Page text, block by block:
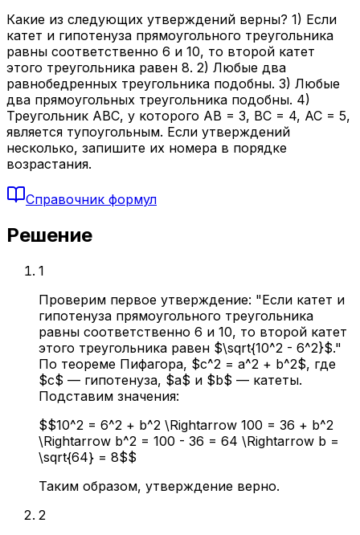
Какие из следующих утверждений верны? 1) Если
катет и гипотенуза прямоугольного треугольника
равны соответственно 6 и 10, то второй катет
этого треугольника равен 8. 2) Любые два
равнобедренных треугольника подобны. 3) Любые
два прямоугольных треугольника подобны. 4)
Треугольник ABC, у которого AB = 3, BC = 4, AC = 5,
является тупоугольным. Если утверждений
несколько, запишите их номера в порядке
возрастания.
Справочник формул
Решение
1
Проверим первое утверждение: "Если катет и
гипотенуза прямоугольного треугольника
равны соответственно 6 и 10, то второй катет
этого треугольника равен $\sqrt{10^2 - 6^2}$."
По теореме Пифагора, $c^2 = a^2 + b^2$, где
$c$ — гипотенуза, $a$ и $b$ — катеты.
Подставим значения:
$$10^2 = 6^2 + b^2 \Rightarrow 100 = 36 + b^2
\Rightarrow b^2 = 100 - 36 = 64 \Rightarrow b =
\sqrt{64} = 8$$
Таким образом, утверждение верно.
2